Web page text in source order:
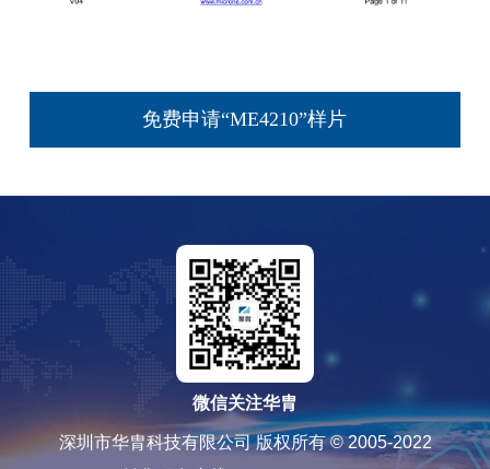
免费申请“ME4210”样片
微信关注华胄
深圳市华胄科技有限公司 版权所有 © 2005-2022